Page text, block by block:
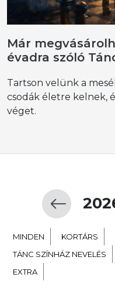
Már
évadra szóló
Tartson velünk a
csodák életre kelnek,
véget.
MINDEN KORTÁRS
TÁNC SZÍNHÁZ NEVELÉS
EXTRA